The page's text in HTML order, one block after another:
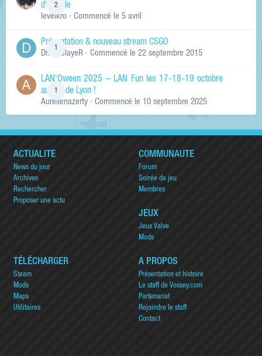
2
d'arcade
levelkro · Commencé le 5 avril
Présentation & nouveau stream CSGO
Dr.KinSlayeR · Commencé le 22 septembre 2015
LAN'Oween 2025 – LAN Fun les 17-18-19 octobre
au sud de Lyon !
Aurelienazerty · Commencé le 10 septembre 2025
ACTUALITÉ
News du jour
Archives
Rechercher
Proposer une actu
COMMUNAUTÉ
Forum
Soirée de jeu
Membres
JEUX
Jeux Valve
Mods
TÉLÉCHARGER
Steam
Mods
Maps
Utilitaires
A PROPOS
Présentation et histoire
Le staff de Vossey.com
Partenariat
Rejoindre le staff
Contact